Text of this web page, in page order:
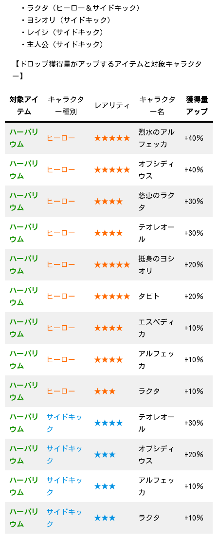
・ラクタ（ヒーロー＆サイドキック）
・ヨシオリ（サイドキック）
・レイジ（サイドキック）
・主人公（サイドキック）
【ドロップ獲得量がアップするアイテムと対象キャラクタ
ー】
対象アイ
テム
キャラクタ
ー種別
レアリティ
キャラクタ
ー名
獲得量
アップ
ハーバリ
ウム
ヒーロー ★★★★★
烈水のアル
フェッカ
+40％
ハーバリ
ウム
ヒーロー ★★★★★
オブシディ
ウス
+40％
ハーバリ
ウム
ヒーロー ★★★★
慈恵のラク
タ
+30％
ハーバリ
ウム
ヒーロー ★★★★
テオレオー
ル
+30％
ハーバリ
ウム
ヒーロー ★★★★★
挺身のヨシ
オリ
+20％
ハーバリ
ウム
ヒーロー ★★★★★ タビト +20％
ハーバリ
ウム
ヒーロー ★★★★
エスペディ
カ
+10％
ハーバリ
ウム
ヒーロー ★★★★
アルフェッ
カ
+10％
ハーバリ
ウム
ヒーロー ★★★ ラクタ +10％
ハーバリ
ウム
サイドキッ
ク
★★★★
テオレオー
ル
+30％
ハーバリ
ウム
サイドキッ
ク
★★★
オブシディ
ウス
+20％
ハーバリ
ウム
サイドキッ
ク
★★★
アルフェッ
カ
+10％
ハーバリ
ウム
サイドキッ
ク
★★★ ラクタ +10％